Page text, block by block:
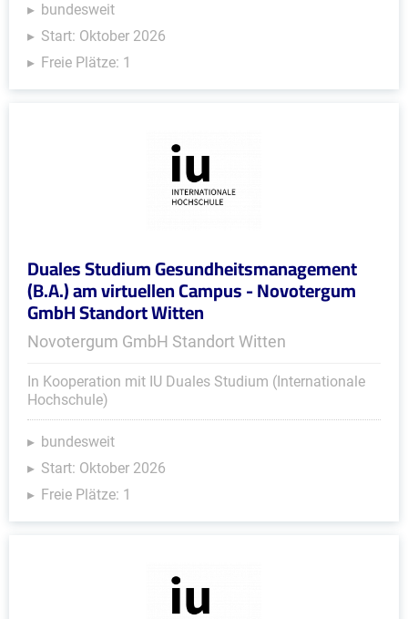
bundesweit
Start: Oktober 2026
Freie Plätze: 1
Duales Studium Gesundheitsmanagement
(B.A.) am virtuellen Campus - Novotergum
GmbH Standort Witten
Novotergum GmbH Standort Witten
In Kooperation mit IU Duales Studium (Internationale
Hochschule)
bundesweit
Start: Oktober 2026
Freie Plätze: 1